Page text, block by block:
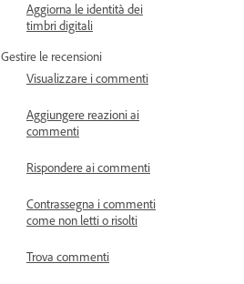
Aggiorna le identità dei
timbri digitali
Gestire le recensioni
Visualizzare i commenti
Aggiungere reazioni ai
commenti
Rispondere ai commenti
Contrassegna i commenti
come non letti o risolti
Trova commenti